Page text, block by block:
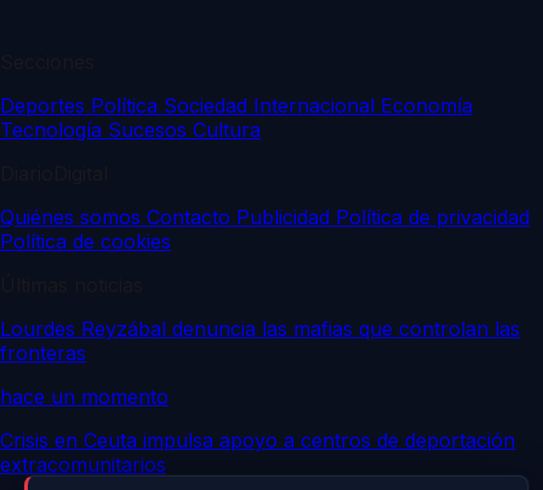
Deportes Política Sociedad Internacional Economía
Tecnología Sucesos Cultura
Quiénes somos Contacto Publicidad Política de privacidad
Política de cookies
Lourdes Reyzábal denuncia las mafias que controlan las
fronteras
hace un momento
Crisis en Ceuta impulsa apoyo a centros de deportación
extracomunitarios